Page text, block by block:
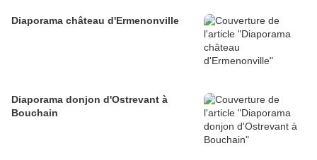
Diaporama château d'Ermenonville
Diaporama donjon d'Ostrevant à
Bouchain